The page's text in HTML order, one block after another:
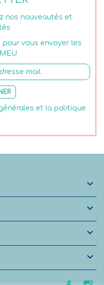
nos nouveautés et
pour vous envoyer les
et la politique



